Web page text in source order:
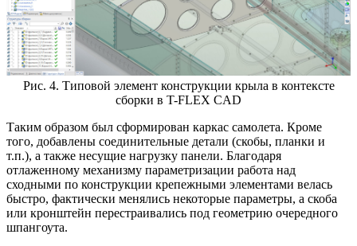
Рис. 4. Типовой элемент конструкции крыла в контексте
сборки в T-FLEX CAD
Таким образом был сформирован каркас самолета. Кроме
того, добавлены соединительные детали (скобы, планки и
т.п.), а также несущие нагрузку панели. Благодаря
отлаженному механизму параметризации работа над
сходными по конструкции крепежными элементами велась
быстро, фактически менялись некоторые параметры, а скоба
или кронштейн перестраивались под геометрию очередного
шпангоута.